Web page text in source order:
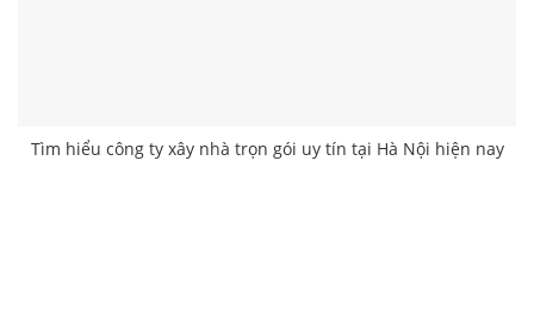
Tìm hiểu công ty xây nhà trọn gói uy tín tại Hà Nội hiện nay